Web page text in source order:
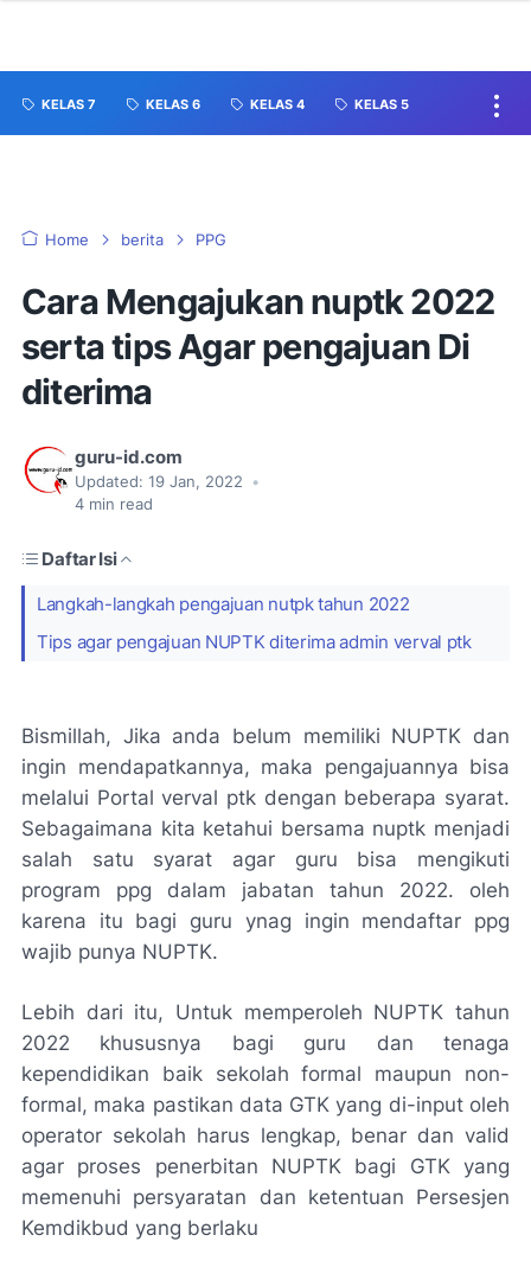
KELAS 7 KELAS 6 KELAS 4 KELAS 5
Home berita PPG
Cara Mengajukan nuptk 2022
serta tips Agar pengajuan Di
diterima
guru-id.com
Updated: 19 Jan, 2022
•
4 min read
Daftar Isi
Langkah-langkah pengajuan nutpk tahun 2022
Tips agar pengajuan NUPTK diterima admin verval ptk
Bismillah, Jika anda belum memiliki NUPTK dan
ingin mendapatkannya, maka pengajuannya bisa
melalui Portal verval ptk dengan beberapa syarat.
Sebagaimana kita ketahui bersama nuptk menjadi
salah satu syarat agar guru bisa mengikuti
program ppg dalam jabatan tahun 2022. oleh
karena itu bagi guru ynag ingin mendaftar ppg
wajib punya NUPTK.
Lebih dari itu, Untuk memperoleh NUPTK tahun
2022 khususnya bagi guru dan tenaga
kependidikan baik sekolah formal maupun non-
formal, maka pastikan data GTK yang di-input oleh
operator sekolah harus lengkap, benar dan valid
agar proses penerbitan NUPTK bagi GTK yang
memenuhi persyaratan dan ketentuan Persesjen
Kemdikbud yang berlaku